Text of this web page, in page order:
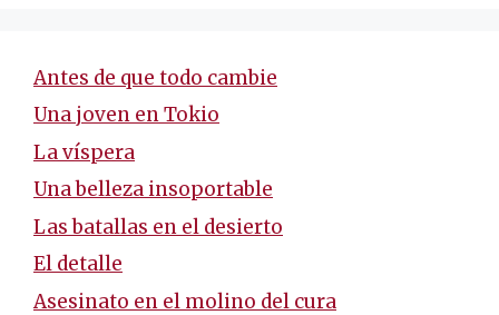
Antes de que todo cambie
Una joven en Tokio
La víspera
Una belleza insoportable
Las batallas en el desierto
El detalle
Asesinato en el molino del cura